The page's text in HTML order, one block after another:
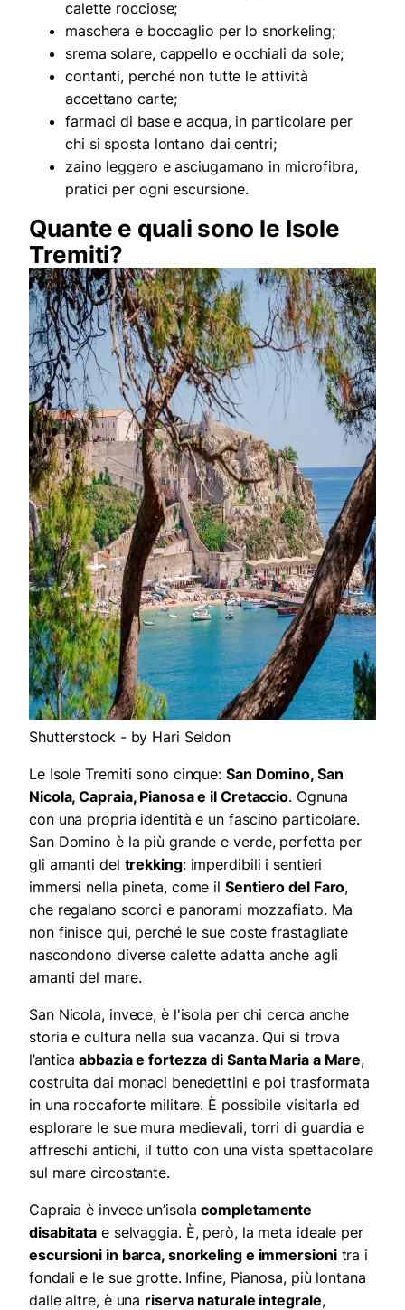
calette rocciose;
maschera e boccaglio per lo snorkeling;
srema solare, cappello e occhiali da sole;
contanti, perché non tutte le attività
accettano carte;
farmaci di base e acqua, in particolare per
chi si sposta lontano dai centri;
zaino leggero e asciugamano in microfibra,
pratici per ogni escursione.
Quante e quali sono le Isole
Tremiti?
Shutterstock - by Hari Seldon
Le Isole Tremiti sono cinque: San Domino, San
Nicola, Capraia, Pianosa e il Cretaccio. Ognuna
con una propria identità e un fascino particolare.
San Domino è la più grande e verde, perfetta per
gli amanti del trekking: imperdibili i sentieri
immersi nella pineta, come il Sentiero del Faro,
che regalano scorci e panorami mozzafiato. Ma
non finisce qui, perché le sue coste frastagliate
nascondono diverse calette adatta anche agli
amanti del mare.
San Nicola, invece, è l'isola per chi cerca anche
storia e cultura nella sua vacanza. Qui si trova
l’antica abbazia e fortezza di Santa Maria a Mare,
costruita dai monaci benedettini e poi trasformata
in una roccaforte militare. È possibile visitarla ed
esplorare le sue mura medievali, torri di guardia e
affreschi antichi, il tutto con una vista spettacolare
sul mare circostante.
Capraia è invece un’isolacompletamente
disabitata e selvaggia. È, però, la meta ideale per
escursioni in barca, snorkeling e immersionitra i
fondali e le sue grotte. Infine, Pianosa, più lontana
dalle altre, è una riserva naturale integrale,